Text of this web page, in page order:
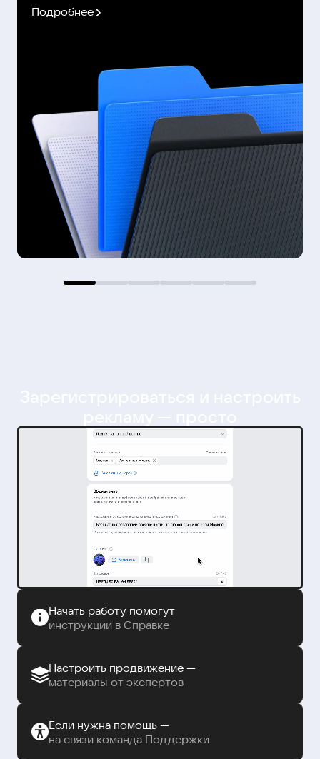
Подробнее
Начать работу помогут
инструкции в Справке
Настроить продвижение —
материалы от экспертов
Если нужна помощь —
на связи команда Поддержки